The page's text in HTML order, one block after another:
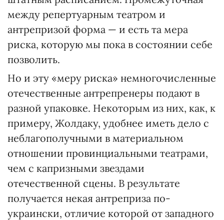
между репертуарным театром и
антрепризой форма — и есть та мера
риска, которую мы пока в состоянии себе
позволить.
Но и эту «меру риска» немногочисленные
отечественные антрепренеры подают в
разной упаковке. Некоторым из них, как, к
примеру, Жолдаку, удобнее иметь дело с
неблагополучными в материальном
отношении провинциальными театрами,
чем с капризными звездами
отечественной сцены. В результате
получается некая антреприза по-
украински, отличие которой от западного